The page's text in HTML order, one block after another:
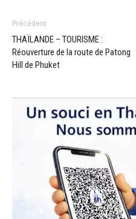
Précédent
THAÏLANDE – TOURISME :
Réouverture de la route de Patong
Hill de Phuket